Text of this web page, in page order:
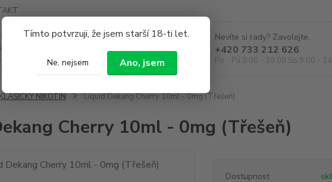
Tímto potvrzuji, že jsem starší 18-ti let.
Ne, nejsem Ano, jsem
Hledat
Nevíte si rady? Zavolejte.
+420 733 212 626
Po - Pá 9:00 - 19:00 So 9:00 -
NIKOTIN Liquid Dekang Cherry 10ml - 0mg (Třešeň)
Cherry 10ml - 0mg (Třešeň)
Dostupnost